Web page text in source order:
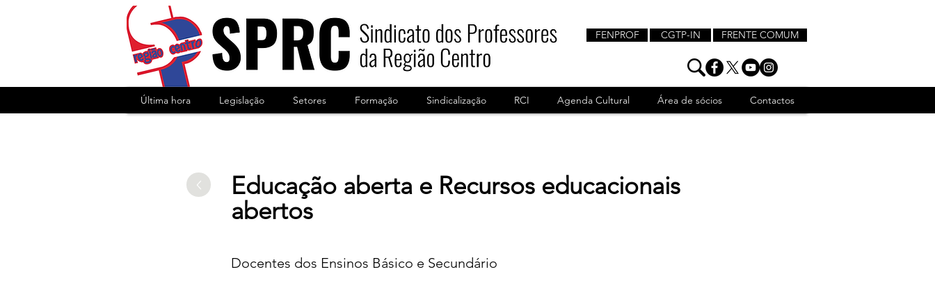
FENPROF CGTP-IN FRENTE COMUM
Última hora Legislação Setores Formação Sindicalização RCI Agenda Cultural Área de sócios Contactos
Educação aberta e Recursos educacionais
abertos
Docentes dos Ensinos Básico e Secundário